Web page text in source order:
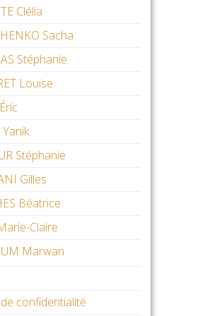
Clélia
Sacha
Stéphanie
Louise
Stéphanie
Gilles
Béatrice
Claire
Marwan
confidentialité